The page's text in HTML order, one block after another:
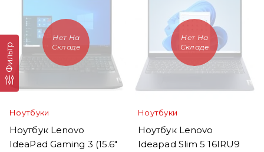
Нет На
Складе
Ноутбуки
Ноутбук Lenovo
IdeaPad Gaming 3 (15.6"
Нет На
Складе
Ноутбуки
Ноутбук Lenovo
Ideapad Slim 5 16IRU9
Фильтр